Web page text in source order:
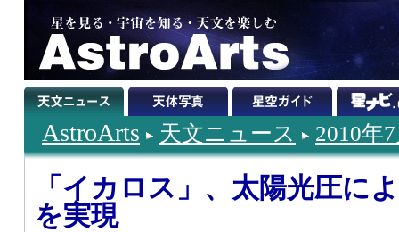
AstroArts 天文ニュース 2010年
「イカロス」、太陽光圧に
を実現